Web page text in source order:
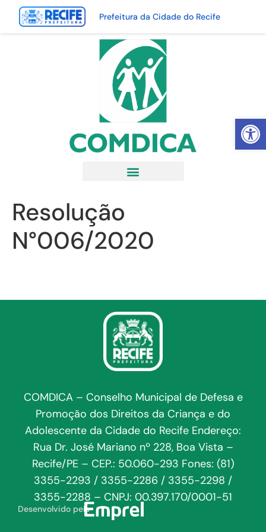
Abrir
Prefeitura da Cidade do Recife
Resolução
N°006/2020
COMDICA – Conselho Municipal de Defesa e
Promoção dos Direitos da Criança e do
Adolescente da Cidade do Recife Endereço:
Rua Dr. José Mariano nº 228, Boa Vista –
Recife/PE – CEP.: 50.060-293 Fones: (81)
3355-2293 / 3355-2286 / 3355-2298 /
3355-2288 – CNPJ: 00.397.170/0001-51
Desenvolvido pela